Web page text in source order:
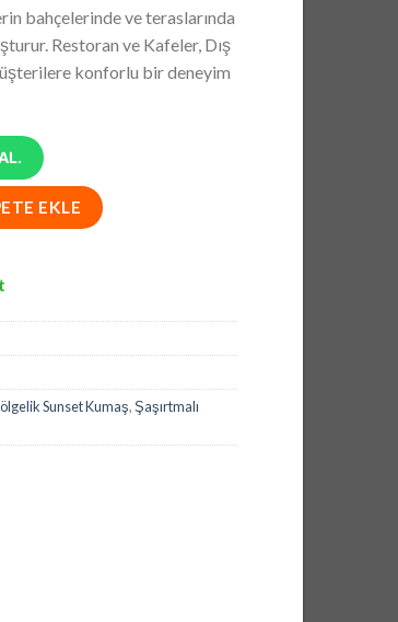
bahçelerinde ve teraslarında
Restoran ve Kafeler, Dış
konforlu bir deneyim
Sunset Kumaş, Şaşırtmalı Model Pergola adet
EKLE
Sunset Kumaş,Şaşırtmalı